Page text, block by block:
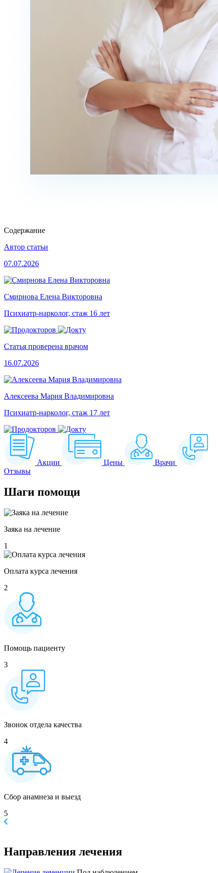
Содержание
Автор статьи
07.07.2026
Смирнова Елена Викторовна
Психиатр-нарколог, стаж 16 лет
Статья проверена врачом
16.07.2026
Алексеева Мария Владимировна
Психиатр-нарколог, стаж 17 лет
Акции Цены
Врачи
Отзывы
Шаги помощи
Заяка на лечение
1
Оплата курса лечения
2
Помощь пациенту
3
Звонок отдела качества
4
Сбор анамнеза и выезд
5
Направления лечения